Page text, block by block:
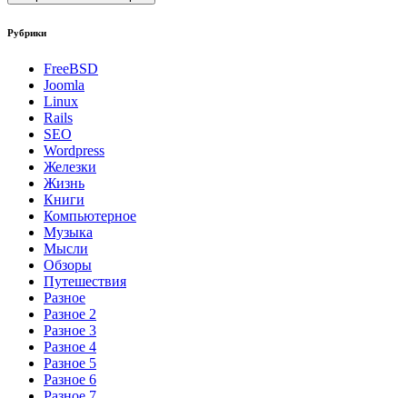
Рубрики
FreeBSD
Joomla
Linux
Rails
SEO
Wordpress
Железки
Жизнь
Книги
Компьютерное
Музыка
Мысли
Обзоры
Путешествия
Разное
Разное 2
Разное 3
Разное 4
Разное 5
Разное 6